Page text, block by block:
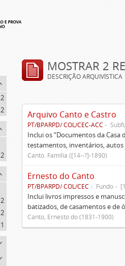
2
2
2
2
2
1
MOSTRAR 2
DESCRIÇÃO ARQUIVÍSTICA
Arquivo Canto e Castro
PT/BPARPD/ COL/CEC-ACC
Inclui os “Documentos da
testamentos, inventários, autos
Canto. Família ([14--?]-1890)
Ernesto do Canto
PT/BPARPD/ COL/CEC Fundo
Inclui livros impressos e
batizados, de casamentos e de
Canto, Ernesto do (1831-1900)